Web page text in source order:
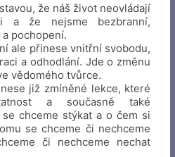
že náš život neovládají
a že nejsme bezbranní,
pochopení.
ale přinese vnitřní svobodu,
a odhodlání. Jde o změnu
vědomého tvůrce.
již zmíněné lekce, které
a současně také
chceme stýkat a o čem si
se chceme či nechceme
či nechceme nechat